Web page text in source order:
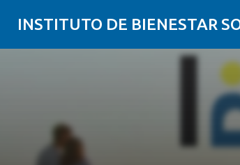
INSTITUTO DE BIENESTAR